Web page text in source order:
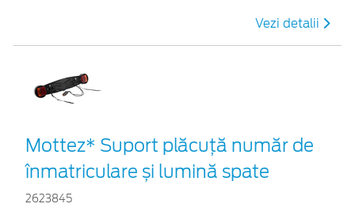
Vezi detalii
Mottez* Suport plăcuță număr de
înmatriculare și lumină spate
2623845